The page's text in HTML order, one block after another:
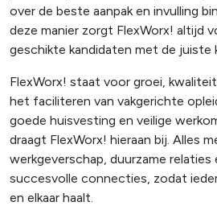
over de beste aanpak en invulling
deze manier zorgt FlexWorx! altijd
geschikte kandidaten met de juiste
FlexWorx! staat voor groei,
het faciliteren van vakgerichte
goede huisvesting en veilige
draagt FlexWorx! hieraan bij. Alles
werkgeverschap, duurzame relaties
succesvolle connecties, zodat
en elkaar haalt.